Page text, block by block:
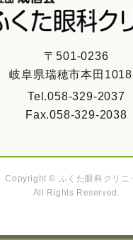
〒501-0236
岐阜県瑞穂市本田
Tel.058-329-2037
Fax.058-329-2038
Copyright © ふくた眼科クリニ
All Rights Reserved.